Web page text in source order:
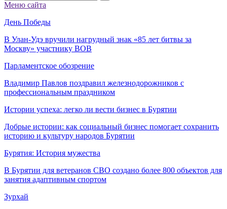
Меню сайта
День Победы
В Улан-Удэ вручили нагрудный знак «85 лет битвы за
Москву» участнику ВОВ
Парламентское обозрение
Владимир Павлов поздравил железнодорожников с
профессиональным праздником
Истории успеха: легко ли вести бизнес в Бурятии
Добрые истории: как социальный бизнес помогает сохранить
историю и культуру народов Бурятии
Бурятия: История мужества
В Бурятии для ветеранов СВО создано более 800 объектов для
занятия адаптивным спортом
Зурхай